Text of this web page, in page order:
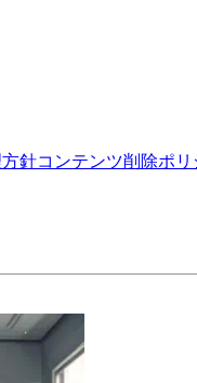
針コンテンツ削除ポリ